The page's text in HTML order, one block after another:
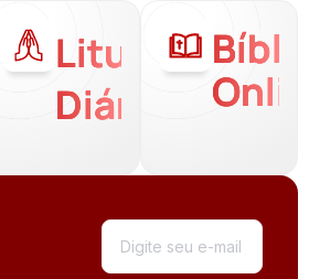
Liturgia
Diária